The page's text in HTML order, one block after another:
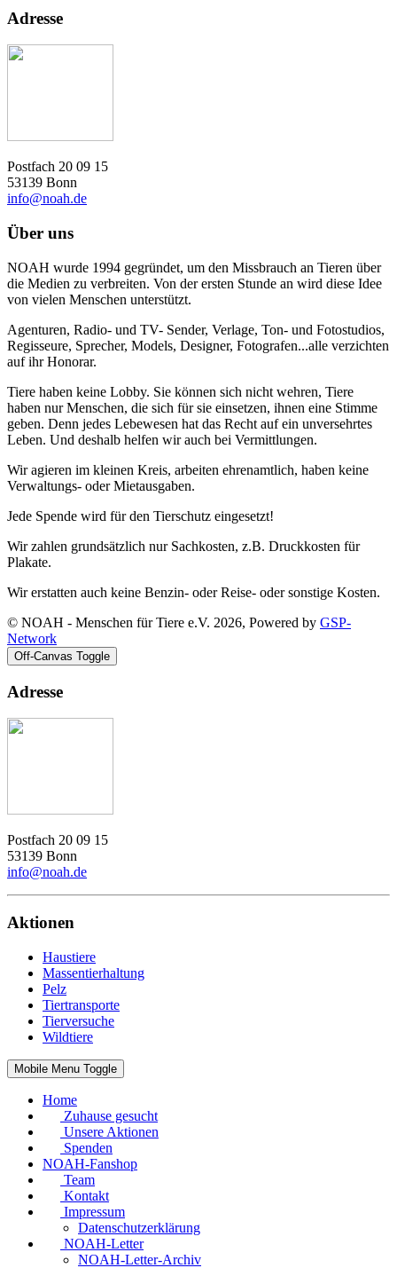
Adresse
Postfach 20 09 15
53139 Bonn
info@noah.de
Über uns
NOAH wurde 1994 gegründet, um den Missbrauch an Tieren über
die Medien zu verbreiten. Von der ersten Stunde an wird diese Idee
von vielen Menschen unterstützt.
Agenturen, Radio- und TV- Sender, Verlage, Ton- und Fotostudios,
Regisseure, Sprecher, Models, Designer, Fotografen...alle verzichten
auf ihr Honorar.
Tiere haben keine Lobby. Sie können sich nicht wehren, Tiere
haben nur Menschen, die sich für sie einsetzen, ihnen eine Stimme
geben. Denn jedes Lebewesen hat das Recht auf ein unversehrtes
Leben. Und deshalb helfen wir auch bei Vermittlungen.
Wir agieren im kleinen Kreis, arbeiten ehrenamtlich, haben keine
Verwaltungs- oder Mietausgaben.
Jede Spende wird für den Tierschutz eingesetzt!
Wir zahlen grundsätzlich nur Sachkosten, z.B. Druckkosten für
Plakate.
Wir erstatten auch keine Benzin- oder Reise- oder sonstige Kosten.
© NOAH - Menschen für Tiere e.V. 2026, Powered by GSP-
Network
Off-Canvas Toggle
Adresse
Postfach 20 09 15
53139 Bonn
info@noah.de
Aktionen
Haustiere
Massentierhaltung
Pelz
Tiertransporte
Tierversuche
Wildtiere
Mobile Menu Toggle
Home
Zuhause gesucht
Unsere Aktionen
Spenden
NOAH-Fanshop
Team
Kontakt
Impressum
Datenschutzerklärung
NOAH-Letter
NOAH-Letter-Archiv